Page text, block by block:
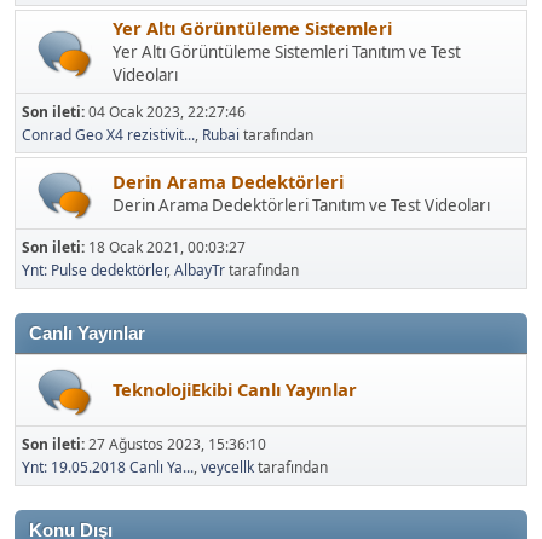
Yer Altı Görüntüleme Sistemleri
Yer Altı Görüntüleme Sistemleri Tanıtım ve Test
Videoları
Son ileti:04 Ocak 2023, 22:27:46
Conrad Geo X4 rezistivit..., Rubai tarafından
Derin Arama Dedektörleri
Derin Arama Dedektörleri Tanıtım ve Test Videoları
Son ileti: 18 Ocak 2021, 00:03:27
Ynt: Pulse dedektörler,AlbayTrtarafından
Canlı Yayınlar
TeknolojiEkibi Canlı Yayınlar
Son ileti:27 Ağustos 2023, 15:36:10
Ynt: 19.05.2018 Canlı Ya...,veycellktarafından
Konu Dışı